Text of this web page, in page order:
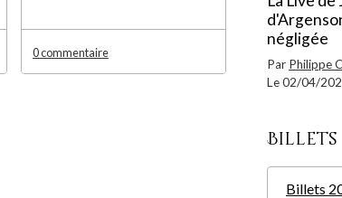
0 commentaire
négligée
Par Philippe
Le 02/04/
Billets
Billets